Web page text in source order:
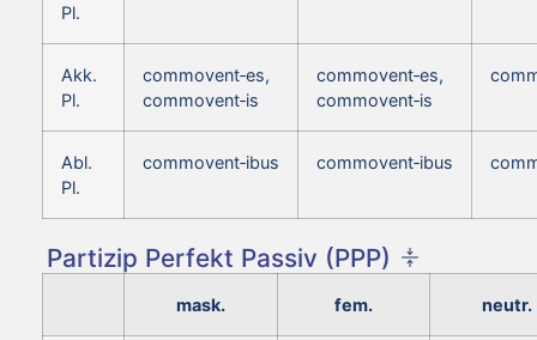
Pl.
Akk.
Pl.
commovent‑es,
commovent‑is
commovent‑es,
commovent‑is
Abl.
Pl.
commovent‑ibus commovent‑ibus
Partizip Perfekt Passiv (PPP)
mask. fem. neutr.